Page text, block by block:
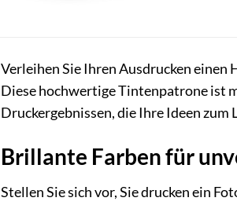
Verleihen Sie Ihren Ausdrucken einen
Diese hochwertige Tintenpatrone ist
Druckergebnissen, die Ihre Ideen zum
Brillante Farben für
Stellen Sie sich vor, Sie drucken ein